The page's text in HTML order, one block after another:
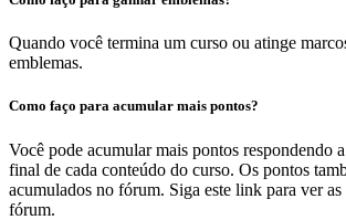
Quando você termina um curso ou atinge
emblemas.
Como faço para acumular mais pontos?
Você pode acumular mais pontos respondendo
final de cada conteúdo do curso. Os pontos
acumulados no fórum. Siga este link para ver as
fórum.